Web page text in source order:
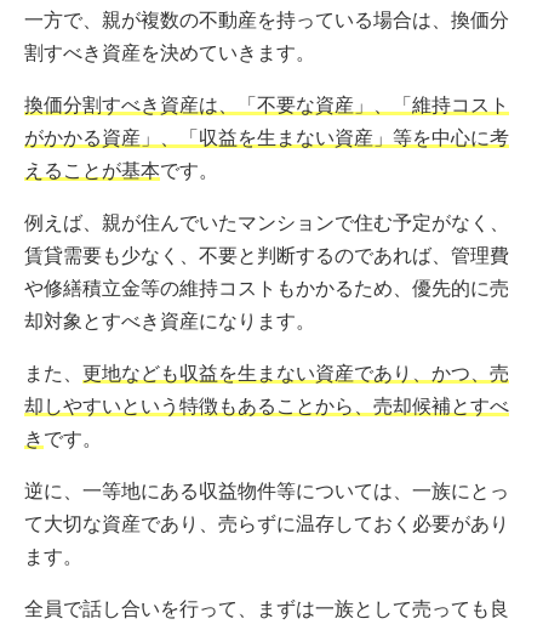
一方で、親が複数の不動産を持っている場合は、換価分
割すべき資産を決めていきます。
換価分割すべき資産は、「不要な資産」、「維持コスト
がかかる資産」、「収益を生まない資産」等を中心に考
えることが基本です。
例えば、親が住んでいたマンションで住む予定がなく、
賃貸需要も少なく、不要と判断するのであれば、管理費
や修繕積立金等の維持コストもかかるため、優先的に売
却対象とすべき資産になります。
また、 更地なども収益を生まない資産であり、かつ、売
却しやすいという特徴もあることから、売却候補とすべ
き です。
逆に、一等地にある収益物件等については、一族にとっ
て大切な資産であり、売らずに温存しておく必要があり
ます。
全員で話し合いを行って、まずは一族として売っても良